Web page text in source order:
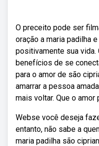
O preceito pode ser
oração a maria padilha
positivamente sua vida.
benefícios de se
para o amor de são
amarrar a pessoa
mais voltar. Que o amor
Webse você deseja
entanto, não sabe a
maria padilha são